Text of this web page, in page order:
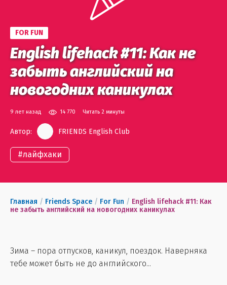
FOR FUN
English lifehack #11: Как не
забыть английский на
новогодних каникулах
9 лет назад 14 770 Читать 2 минуты
Автор: FRIENDS English Club
#лайфхаки
Главная / Friends Space / For Fun / English lifehack #11: Как
не забыть английский на новогодних каникулах
Зима – пора отпусков, каникул, поездок. Наверняка
тебе может быть не до английского...